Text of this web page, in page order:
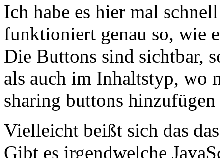
Ich habe es hier mal
funktioniert genau so, wie
Die Buttons sind sichtbar,
als auch im Inhaltstyp, wo
sharing buttons
Vielleicht beißt sich das
Gibt es irgendwelche